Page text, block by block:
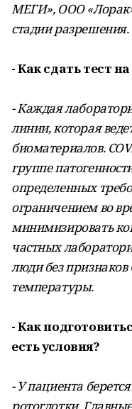
МЕГИ», ООО
стадии разрешения.
- Как сдать тест
- Каждая
линии, которая
биоматериалов.
группе
определенных
ограничением во
минимизировать
частных
люди без
температуры.
- Как
есть условия?
- У пациента